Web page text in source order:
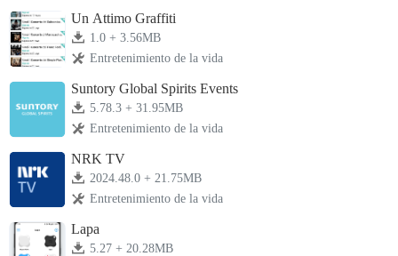
Un Attimo Graffiti
1.0 + 3.56MB
Entretenimiento de la vida
Suntory Global Spirits Events
5.78.3 + 31.95MB
Entretenimiento de la vida
NRK TV
2024.48.0 + 21.75MB
Entretenimiento de la vida
Lapa
5.27 + 20.28MB